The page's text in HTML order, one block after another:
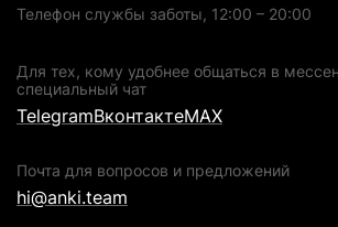
Телефон службы заботы, 12:00 – 20:00
Для тех, кому удобнее общаться в
специальный чат
TelegramВконтактеMAX
Почта для вопросов и предложений
hi@anki.team